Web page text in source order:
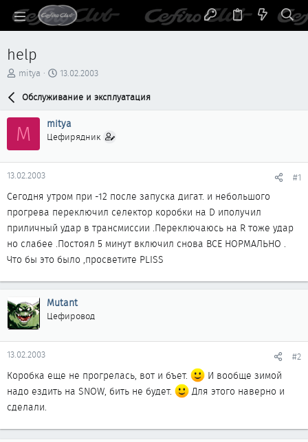
help
А
р
т
м
ы
mitya
Д
т
н
а
ч
а
13.02.2003
Обслуживание и эксплуатация
M mitya
Цефирядник
13.02.2003 #1
Сегодня утром при -12 после запуска дигат. и небольшого
прогрева переключил селектор коробки на D иполучил
приличный удар в трансмиссии .Переключаюсь на R тоже удар
но слабее .Постоял 5 минут включил снова ВСЕ НОРМАЛЬНО .
Что бы это было ,просветите PLISS
Mutant
Цефировод
13.02.2003 #2
Коробка еще не прогрелась, вот и бъет.
И вообще зимой
надо ездить на SNOW, бить не будет.
Для этого наверно и
сделали.